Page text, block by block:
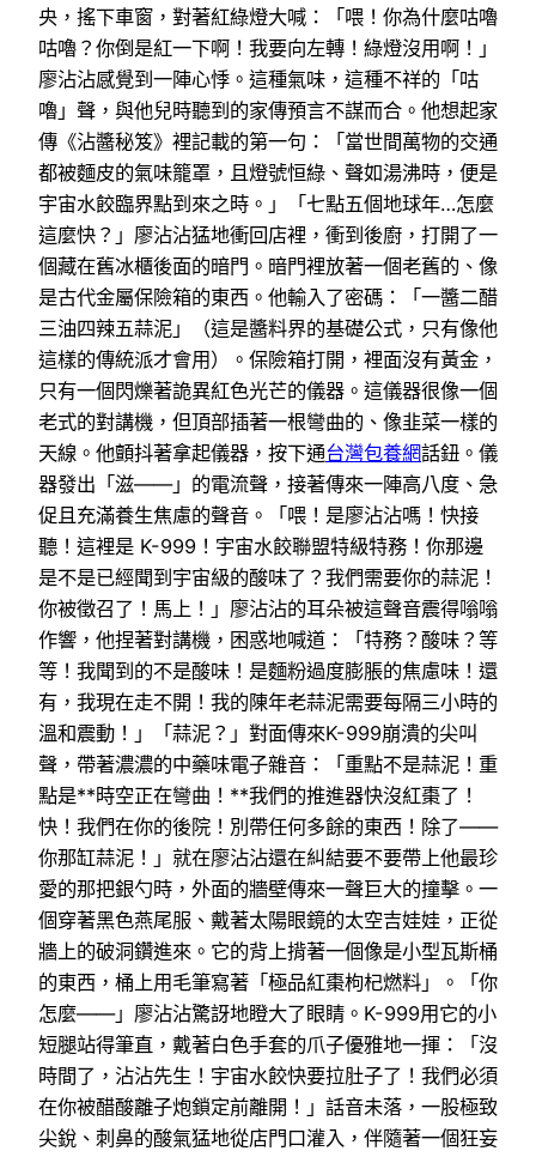
央，搖下車窗，對著紅綠燈大喊：「喂！你為什麼咕嚕
咕嚕？你倒是紅一下啊！我要向左轉！綠燈沒用啊！」
廖沾沾感覺到一陣心悸。這種氣味，這種不祥的「咕
嚕」聲，與他兒時聽到的家傳預言不謀而合。他想起家
傳《沾醬秘笈》裡記載的第一句：「當世間萬物的交通
都被麵皮的氣味籠罩，且燈號恒綠、聲如湯沸時，便是
宇宙水餃臨界點到來之時。」「七點五個地球年…怎麼
這麼快？」廖沾沾猛地衝回店裡，衝到後廚，打開了一
個藏在舊冰櫃後面的暗門。暗門裡放著一個老舊的、像
是古代金屬保險箱的東西。他輸入了密碼：「一醬二醋
三油四辣五蒜泥」（這是醬料界的基礎公式，只有像他
這樣的傳統派才會用）。保險箱打開，裡面沒有黃金，
只有一個閃爍著詭異紅色光芒的儀器。這儀器很像一個
老式的對講機，但頂部插著一根彎曲的、像韭菜一樣的
天線。他顫抖著拿起儀器，按下通台灣包養網話鈕。儀
器發出「滋——」的電流聲，接著傳來一陣高八度、急
促且充滿養生焦慮的聲音。「喂！是廖沾沾嗎！快接
聽！這裡是 K-999！宇宙水餃聯盟特級特務！你那邊
是不是已經聞到宇宙級的酸味了？我們需要你的蒜泥！
你被徵召了！馬上！」廖沾沾的耳朵被這聲音震得嗡嗡
作響，他捏著對講機，困惑地喊道：「特務？酸味？等
等！我聞到的不是酸味！是麵粉過度膨脹的焦慮味！還
有，我現在走不開！我的陳年老蒜泥需要每隔三小時的
溫和震動！」「蒜泥？」對面傳來K-999崩潰的尖叫
聲，帶著濃濃的中藥味電子雜音：「重點不是蒜泥！重
點是**時空正在彎曲！**我們的推進器快沒紅棗了！
快！我們在你的後院！別帶任何多餘的東西！除了——
你那缸蒜泥！」就在廖沾沾還在糾結要不要帶上他最珍
愛的那把銀勺時，外面的牆壁傳來一聲巨大的撞擊。一
個穿著黑色燕尾服、戴著太陽眼鏡的太空吉娃娃，正從
牆上的破洞鑽進來。它的背上揹著一個像是小型瓦斯桶
的東西，桶上用毛筆寫著「極品紅棗枸杞燃料」。「你
怎麼——」廖沾沾驚訝地瞪大了眼睛。K-999用它的小
短腿站得筆直，戴著白色手套的爪子優雅地一揮：「沒
時間了，沾沾先生！宇宙水餃快要拉肚子了！我們必須
在你被醋酸離子炮鎖定前離開！」話音未落，一股極致
尖銳、刺鼻的酸氣猛地從店門口灌入，伴隨著一個狂妄